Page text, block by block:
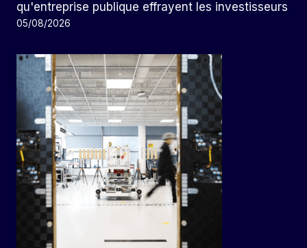
qu'entreprise publique effrayent les investisseurs
05/08/2026